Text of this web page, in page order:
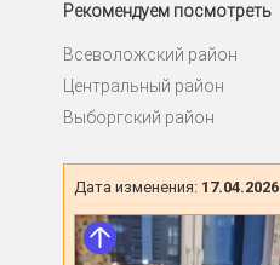
Рекомендуем посмотреть
Всеволожский район
Центральный район
Выборгский район
Дата изменения: 17.04.2026